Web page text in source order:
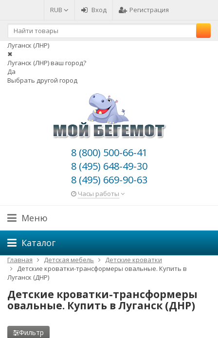
RUB Вход Регистрация
Луганск (ЛНР)
✖
Луганск (ЛНР) ваш город?
Да
Выбрать другой город
8 (800) 500-66-41
8 (495) 648-49-30
8 (495) 669-90-63
Часы работы
Меню
Каталог
Главная Детская мебель
Детские кроватки
Детские кроватки-трансформеры овальные. Купить в
Луганск (ДНР)
Детские кроватки-трансформеры
овальные. Купить в Луганск (ДНР)
Фильтр